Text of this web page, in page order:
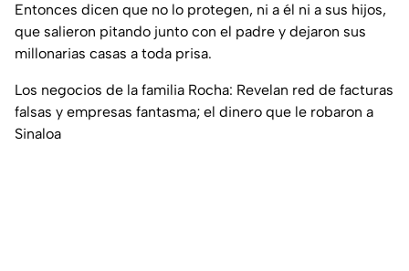
Entonces dicen que no lo protegen, ni a él ni a sus hijos,
que salieron pitando junto con el padre y dejaron sus
millonarias casas a toda prisa.
Los negocios de la familia Rocha: Revelan red de facturas
falsas y empresas fantasma; el dinero que le robaron a
Sinaloa